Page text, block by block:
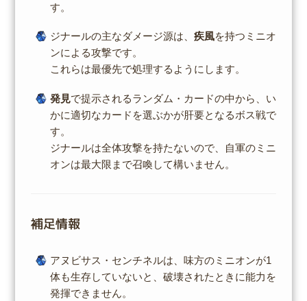
す。
ジナールの主なダメージ源は、 疾風を持つミニオ
ンによる攻撃です。
これらは最優先で処理するようにします。
発見で提示されるランダム・カードの中から、い
かに適切なカードを選ぶかが肝要となるボス戦で
す。
ジナールは全体攻撃を持たないので、自軍のミニ
オンは最大限まで召喚して構いません。
補足情報
アヌビサス・センチネルは、味方のミニオンが1
体も生存していないと、破壊されたときに能力を
発揮できません。